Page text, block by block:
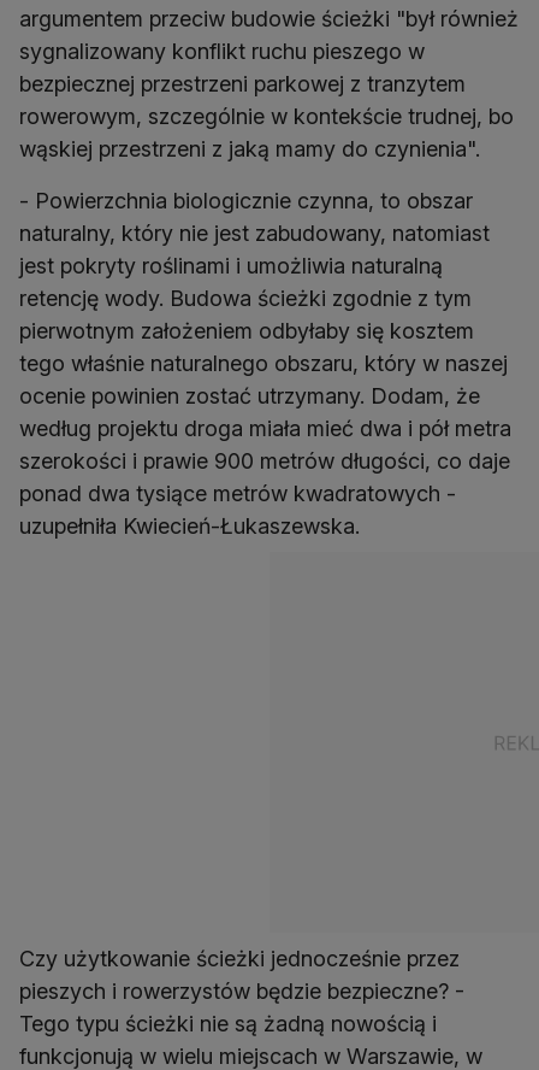
argumentem przeciw budowie ścieżki "był również
sygnalizowany konflikt ruchu pieszego w
bezpiecznej przestrzeni parkowej z tranzytem
rowerowym, szczególnie w kontekście trudnej, bo
wąskiej przestrzeni z jaką mamy do czynienia".
- Powierzchnia biologicznie czynna, to obszar
naturalny, który nie jest zabudowany, natomiast
jest pokryty roślinami i umożliwia naturalną
retencję wody. Budowa ścieżki zgodnie z tym
pierwotnym założeniem odbyłaby się kosztem
tego właśnie naturalnego obszaru, który w naszej
ocenie powinien zostać utrzymany. Dodam, że
według projektu droga miała mieć dwa i pół metra
szerokości i prawie 900 metrów długości, co daje
ponad dwa tysiące metrów kwadratowych -
uzupełniła Kwiecień-Łukaszewska.
Czy użytkowanie ścieżki jednocześnie przez
pieszych i rowerzystów będzie bezpieczne? -
Tego typu ścieżki nie są żadną nowością i
funkcjonują w wielu miejscach w Warszawie, w